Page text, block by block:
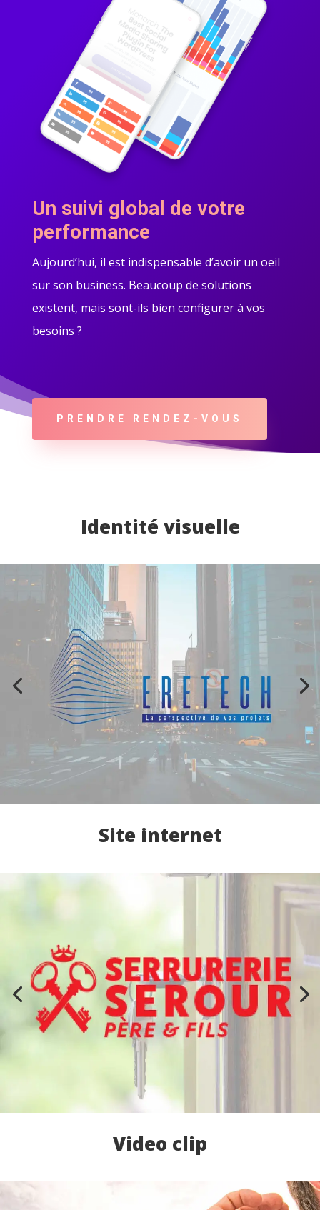
Un suivi global de votre
performance
Aujourd’hui, il est indispensable d’avoir un oeil
sur son business. Beaucoup de solutions
existent, mais sont-ils bien configurer à vos
besoins ?
PRENDRE RENDEZ-VOUS
Identité visuelle
Site internet
Video clip